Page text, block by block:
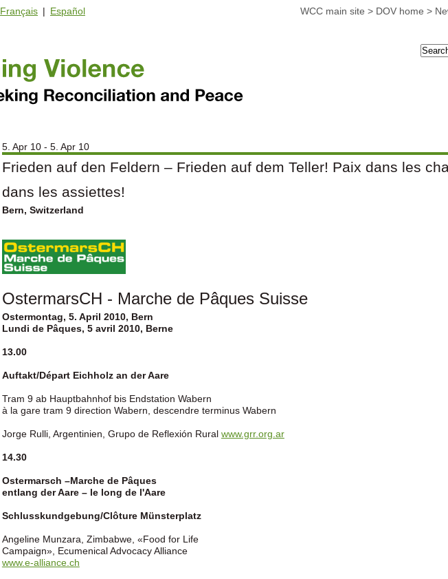
WCC main site > DOV home >
Français | Español
5. Apr 10 - 5. Apr 10
Frieden auf den Feldern – Frieden auf dem Teller! Paix dans les
dans les assiettes!
Bern, Switzerland
OstermarsCH - Marche de Pâques Suisse
Ostermontag, 5. April 2010, Bern
Lundi de Pâques, 5 avril 2010, Berne
13.00
Auftakt/Départ Eichholz an der Aare
Tram 9 ab Hauptbahnhof bis Endstation Wabern
à la gare tram 9 direction Wabern, descendre terminus Wabern
Jorge Rulli, Argentinien, Grupo de Reflexión Rural www.grr.org.ar
14.30
Ostermarsch –Marche de Pâques
entlang der Aare – le long de l'Aare
Schlusskundgebung/Clôture Münsterplatz
Angeline Munzara, Zimbabwe, «Food for Life
Campaign», Ecumenical Advocacy Alliance
www.e-alliance.ch